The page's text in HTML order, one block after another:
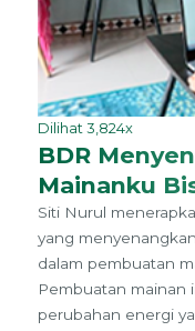
Dilihat 3,824x
BDR
Mainanku
Siti Nurul
yang
dalam pembuatan
Pembuatan mainan
perubahan energi